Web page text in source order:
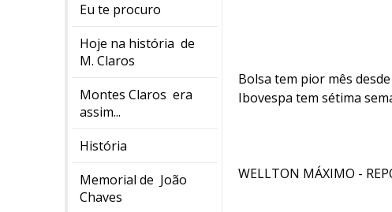
Eu te procuro
Hoje na história de
M. Claros
Montes Claros era
assim...
História
Memorial de João
Chaves
Bolsa tem pior mês
Ibovespa tem sétima
WELLTON MÁXIMO -